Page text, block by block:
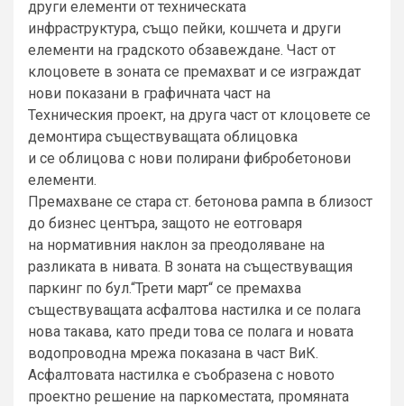
други елементи от техническата
инфраструктура, също пейки, кошчета и други
елементи на градското обзавеждане. Част от
клоцовете в зоната се премахват и се изграждат
нови показани в графичната част на
Техническия проект, на друга част от клоцовете се
демонтира съществуващата облицовка
и се облицова с нови полирани фибробетонови
елементи.
Премахване се стара ст. бетонова рампа в близост
до бизнес центъра, защото не еотговаря
на нормативния наклон за преодоляване на
разликата в нивата. В зоната на съществуващия
паркинг по бул.“Трети март“ се премахва
съществуващата асфалтова настилка и се полага
нова такава, като преди това се полага и новата
водопроводна мрежа показана в част ВиК.
Асфалтовата настилка е съобразена с новото
проектно решение на паркоместата, промяната